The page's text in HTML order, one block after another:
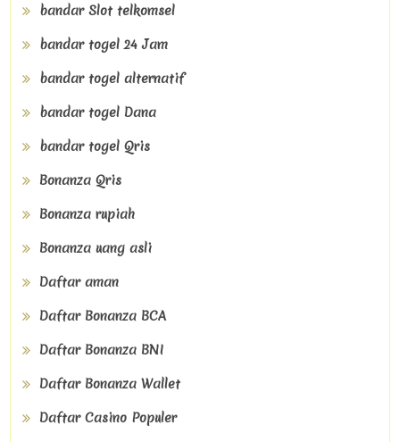
bandar Slot telkomsel
bandar togel 24 Jam
bandar togel alternatif
bandar togel Dana
bandar togel Qris
Bonanza Qris
Bonanza rupiah
Bonanza uang asli
Daftar aman
Daftar Bonanza BCA
Daftar Bonanza BNI
Daftar Bonanza Wallet
Daftar Casino Populer